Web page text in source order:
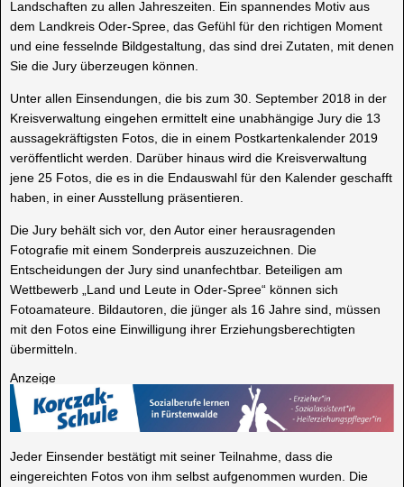
Landschaften zu allen Jahreszeiten. Ein spannendes Motiv aus
dem Landkreis Oder-Spree, das Gefühl für den richtigen Moment
und eine fesselnde Bildgestaltung, das sind drei Zutaten, mit denen
Sie die Jury überzeugen können.
Unter allen Einsendungen, die bis zum 30. September 2018 in der
Kreisverwaltung eingehen ermittelt eine unabhängige Jury die 13
aussagekräftigsten Fotos, die in einem Postkartenkalender 2019
veröffentlicht werden. Darüber hinaus wird die Kreisverwaltung
jene 25 Fotos, die es in die Endauswahl für den Kalender geschafft
haben, in einer Ausstellung präsentieren.
Die Jury behält sich vor, den Autor einer herausragenden
Fotografie mit einem Sonderpreis auszuzeichnen. Die
Entscheidungen der Jury sind unanfechtbar. Beteiligen am
Wettbewerb „Land und Leute in Oder-Spree“ können sich
Fotoamateure. Bildautoren, die jünger als 16 Jahre sind, müssen
mit den Fotos eine Einwilligung ihrer Erziehungsberechtigten
übermitteln.
Anzeige
Jeder Einsender bestätigt mit seiner Teilnahme, dass die
eingereichten Fotos von ihm selbst aufgenommen wurden. Die